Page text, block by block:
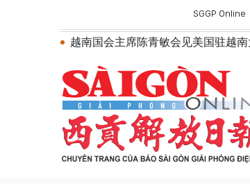
SGGP Online
越南国会主席陈青敏会见美国驻越
政府总理黎明兴：网络安全必
越南政府总理黎明兴会见马来西
党中央总书记、国家主席苏林：
党中央总书记、国家主席苏林
苏林总书记、国家主席会见东盟
越南国会常务委员会会议：提
政府总理黎明兴：外交部门为构